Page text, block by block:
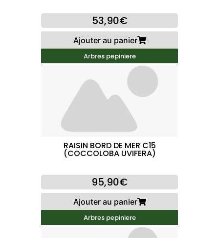
53,90€
Ajouter au panier
Arbres pepiniere
RAISIN BORD DE MER C15
(COCCOLOBA UVIFERA)
95,90€
Ajouter au panier
Arbres pepiniere